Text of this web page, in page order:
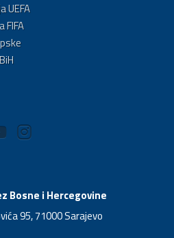
UEFA
FIFA
Bosne i Hercegovine
95, 71000 Sarajevo